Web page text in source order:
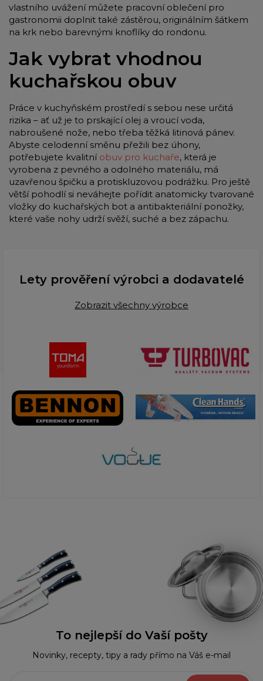
vlastního uvážení můžete pracovní oblečení pro
gastronomii doplnit také zástěrou, originálním šátkem
na krk nebo barevnými knoflíky do rondonu.
Jak vybrat vhodnou
kuchařskou obuv
Práce v kuchyňském prostředí s sebou nese určitá
rizika – ať už je to prskající olej a vroucí voda,
nabroušené nože, nebo třeba těžká litinová pánev.
Abyste celodenní směnu přežili bez úhony,
potřebujete kvalitní obuv pro kuchaře, která je
vyrobena z pevného a odolného materiálu, má
uzavřenou špičku a protiskluzovou podrážku. Pro ještě
větší pohodlí si neváhejte pořídit anatomicky tvarované
vložky do kuchařských bot a antibakteriální ponožky,
které vaše nohy udrží svěží, suché a bez zápachu.
Lety prověření výrobci a dodavatelé
Zobrazit všechny výrobce
To nejlepší do Vaší pošty
Novinky, recepty, tipy a rady přímo na Váš e-mail